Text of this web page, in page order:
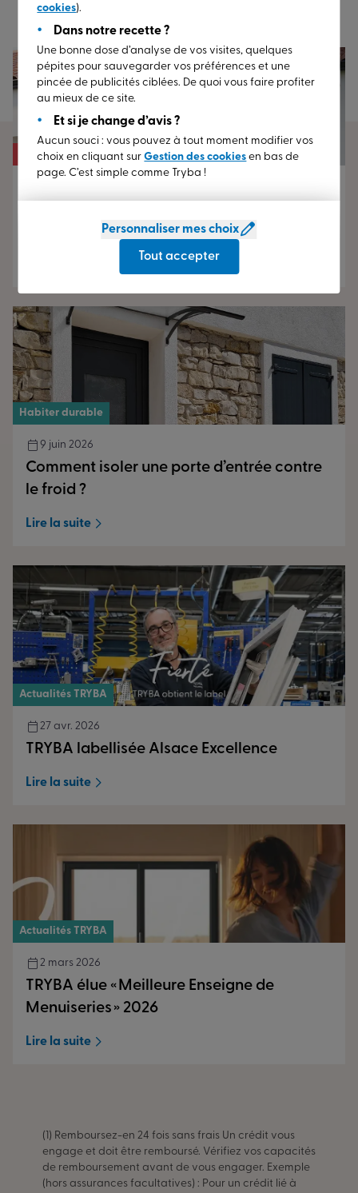
Profiter de sa maison
Habiter durable
9 juin 2026
Comment isoler une porte d’entrée contre
le froid ?
Lire la suite
Actualités TRYBA
27 avr. 2026
TRYBA labellisée Alsace Excellence
Lire la suite
Actualités TRYBA
2 mars 2026
TRYBA élue « Meilleure Enseigne de
Menuiseries » 2026
Lire la suite
(1) Remboursez-en 24 fois sans frais Un crédit vous
engage et doit être remboursé. Vérifiez vos capacités
de remboursement avant de vous engager. Exemple
(hors assurances facultatives) : Pour un crédit lié à
cookies).
Dans notre recette ?
Une bonne dose d’analyse de vos visites, quelques
pépites pour sauvegarder vos préférences et une
pincée de publicités ciblées. De quoi vous faire profiter
au mieux de ce site.
Et si je change d’avis ?
Aucun souci : vous pouvez à tout moment modifier vos
choix en cliquant surGestion des cookies en bas de
page. C’est simple comme Tryba !
Personnaliser mes choix
Tout accepter